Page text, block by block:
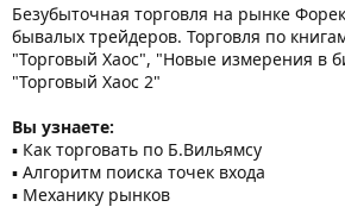
Безубыточная торговля на рынке
бывалых трейдеров. Торговля по
"Торговый Хаос", "Новые измерения в
"Торговый Хаос 2"
Вы узнаете:
▪ Как торговать по Б.Вильямсу
▪ Алгоритм поиска точек входа
▪ Механику рынков